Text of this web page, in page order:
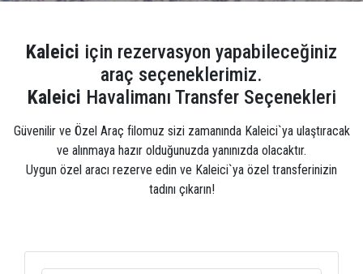
Kaleici için rezervasyon yapabileceğiniz
araç seçeneklerimiz.
Kaleici Havalimanı Transfer Seçenekleri
Güvenilir ve Özel Araç filomuz sizi zamanında Kaleici`ya ulaştıracak
ve alınmaya hazır olduğunuzda yanınızda olacaktır.
Uygun özel aracı rezerve edin ve Kaleici`ya özel transferinizin
tadını çıkarın!